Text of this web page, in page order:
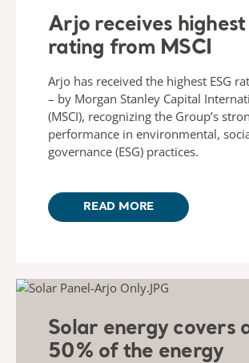
Arjo receives highest
rating from MSCI
Arjo has received the highest ESG
– by Morgan Stanley Capital
(MSCI), recognizing the Group’s
performance in environmental,
governance (ESG) practices.
READ MORE
Solar energy covers
50% of the energy